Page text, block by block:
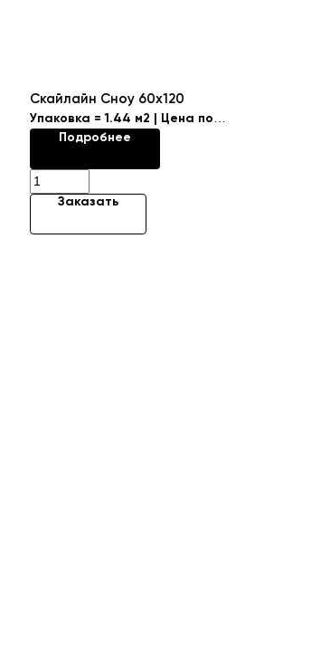
Скайлайн Сноу 60х120
Упаковка = 1.44 м2 | Цена по
запросуПодробнее
Заказать